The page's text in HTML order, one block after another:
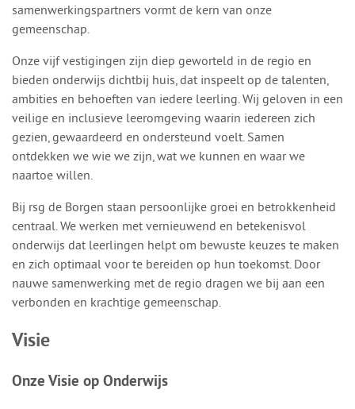
samenwerkingspartners vormt de kern van onze
gemeenschap.
Onze vijf vestigingen zijn diep geworteld in de regio en
bieden onderwijs dichtbij huis, dat inspeelt op de talenten,
ambities en behoeften van iedere leerling. Wij geloven in een
veilige en inclusieve leeromgeving waarin iedereen zich
gezien, gewaardeerd en ondersteund voelt. Samen
ontdekken we wie we zijn, wat we kunnen en waar we
naartoe willen.
Bij rsg de Borgen staan persoonlijke groei en betrokkenheid
centraal. We werken met vernieuwend en betekenisvol
onderwijs dat leerlingen helpt om bewuste keuzes te maken
en zich optimaal voor te bereiden op hun toekomst. Door
nauwe samenwerking met de regio dragen we bij aan een
verbonden en krachtige gemeenschap.
Visie
Onze Visie op Onderwijs